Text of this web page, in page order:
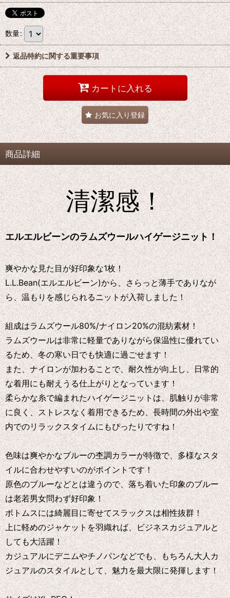
数量:
返品特約に関する重要事項
カートに入れる
お気に入り登録
商品詳細
清潔感！
エルエルビーンのラムズウールハイゲージニット！
爽やかな見た目が好印象な1枚！
L.L.Bean(エルエルビーン)から、さらっと薄手でありなが
ら、温もりを感じられるニットが入荷しました！
組成はラムズウール80%/ナイロン20%の混紡素材！
ラムズウールは非常に軽量でありながら保温性に優れてい
るため、冬の寒い日でも快適に過ごせます！
また、ナイロンが加わることで、耐久性が向上し、日常的
な着用にも耐えうる仕上がりとなっています！
柔らかな糸で編まれたハイゲージニットは、肌触りが非常
に良く、ストレスなく着用できるため、長時間の外出や室
内でのリラックスタイムにもぴったりですね！
色味は爽やかなブルーの杢調カラーが特徴で、多様なスタ
イルに合わせやすいのがポイントです！
原色のブルーなどとは違うので、落ち着いた印象のブルー
は老若男女問わず好印象！
ボトムスには綺麗目に寄せてスラックスは相性抜群！
上に軽めのジャケットを羽織れば、ビジネスカジュアルと
しても大活躍！
カジュアルにデニムやチノパンなどでも、もちろん大人カ
ジュアルのスタイルとして、魅力を最大限に発揮します！